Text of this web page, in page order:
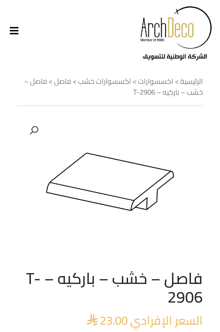
الرئيسية>اكسسوارات>اكسسوارات خشب>فاصل> فاصل –
خشب – باركيه – T-2906
فاصل – خشب – باركيه – T-
2906
السعر الإفرادي 23.00